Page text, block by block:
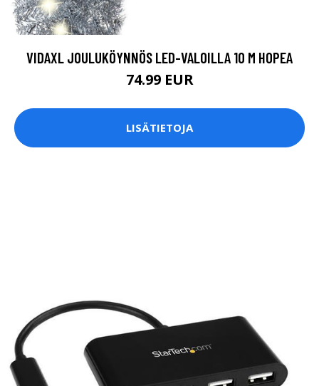
VIDAXL JOULUKÖYNNÖS LED-VALOILLA 10 M HOPEA
74.99 EUR
LISÄTIETOJA